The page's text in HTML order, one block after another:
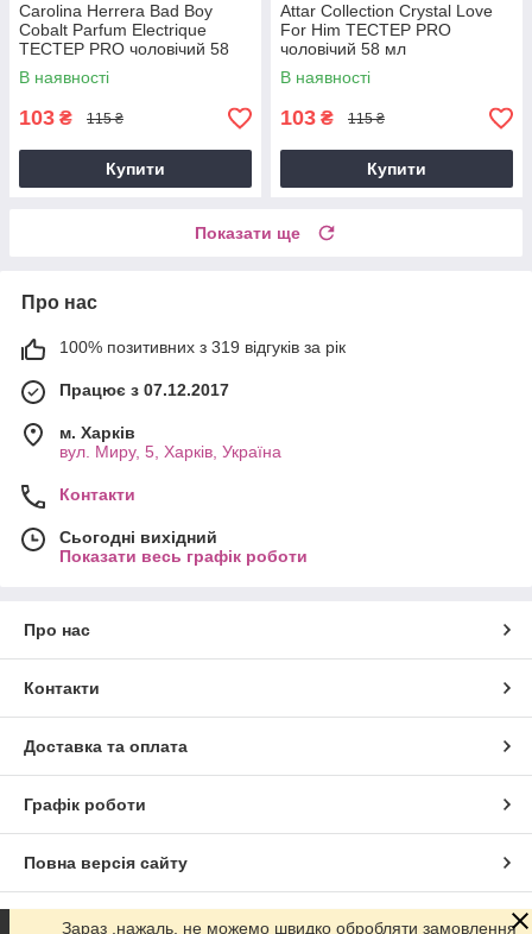
Carolina Herrera Bad Boy
Cobalt Parfum Electrique
ТЕСТЕР PRO чоловічий 58
мл
В наявності
103 ₴ 115 ₴
Купити
Attar Collection Crystal Love
For Him ТЕСТЕР PRO
чоловічий 58 мл
В наявності
103 ₴ 115 ₴
Купити
Показати ще
Про нас
100% позитивних з 319 відгуків за рік
Працює з 07.12.2017
м. Харків
вул. Миру, 5, Харків, Україна
Контакти
Сьогодні вихідний
Показати весь графік роботи
Про нас
Контакти
Доставка та оплата
Графік роботи
Повна версія сайту
Сайт створено на маркетплейсіProm.ua
Зараз ,нажаль, не можемо швидко обробляти замовлення